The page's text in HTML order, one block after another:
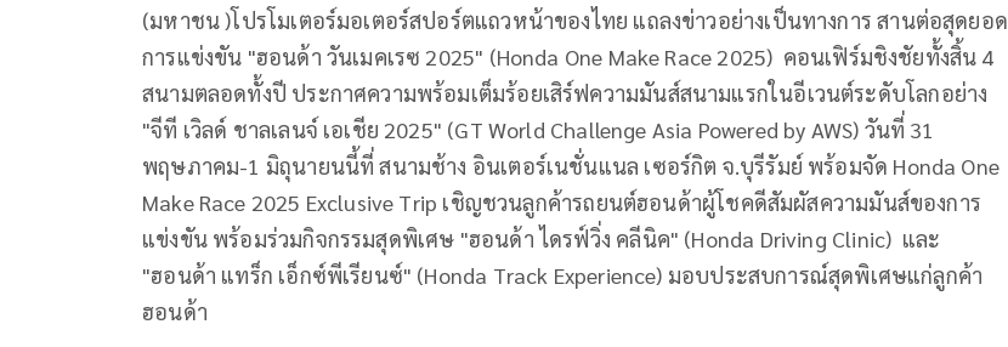
(มหาชน )โปรโมเตอร์มอเตอร์สปอร์ตแถวหน้าของไทย แถลงข่าวอย่างเป็นทางการ สานต่อสุดยอด
การแข่งขัน "ฮอนด้า วันเมคเรซ 2025" (Honda One Make Race 2025) คอนเฟิร์มชิงชัยทั้งสิ้น 4
สนามตลอดทั้งปี ประกาศความพร้อมเต็มร้อยเสิร์ฟความมันส์สนามแรกในอีเวนต์ระดับโลกอย่าง
"จีที เวิลด์ ชาลเลนจ์ เอเชีย 2025" (GT World Challenge Asia Powered by AWS) วันที่ 31
พฤษภาคม-1 มิถุนายนนี้ที่ สนามช้าง อินเตอร์เนชั่นแนล เซอร์กิต จ.บุรีรัมย์ พร้อมจัด Honda One
Make Race 2025 Exclusive Trip เชิญชวนลูกค้ารถยนต์ฮอนด้าผู้โชคดีสัมผัสความมันส์ของการ
แข่งขัน พร้อมร่วมกิจกรรมสุดพิเศษ "ฮอนด้า ไดรฟ์วิ่ง คลีนิค" (Honda Driving Clinic) และ
"ฮอนด้า แทร็ก เอ็กซ์พีเรียนซ์" (Honda Track Experience) มอบประสบการณ์สุดพิเศษแก่ลูกค้า
ฮอนด้า